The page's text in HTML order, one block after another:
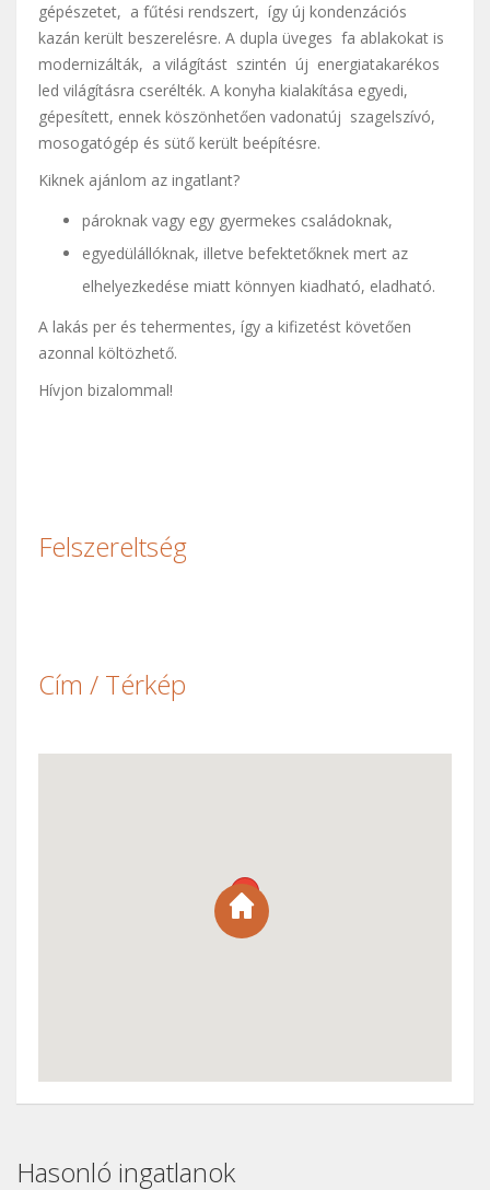
gépészetet, a fűtési rendszert, így új kondenzációs
kazán került beszerelésre. A dupla üveges fa ablakokat is
modernizálták, a világítást szintén új energiatakarékos
led világításra cserélték. A konyha kialakítása egyedi,
gépesített, ennek köszönhetően vadonatúj szagelszívó,
mosogatógép és sütő került beépítésre.
Kiknek ajánlom az ingatlant?
pároknak vagy egy gyermekes családoknak,
egyedülállóknak, illetve befektetőknek mert az
elhelyezkedése miatt könnyen kiadható, eladható.
A lakás per és tehermentes, így a kifizetést követően
azonnal költözhető.
Hívjon bizalommal!
Felszereltség
Cím / Térkép
Hasonló ingatlanok